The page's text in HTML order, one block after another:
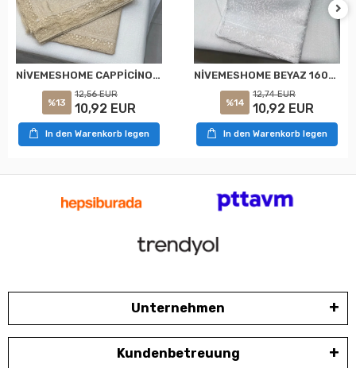
NİVEMESHOME CAPPİCİNO 160X220 KDK FRANSIZ DANTELLİ MASA ÖRTÜSÜ
%13
12,56 EUR
10,92 EUR
In den Warenkorb legen
NİVEMESHOME BEYAZ 160X220 KDK FRANSIZ DANTELLİ MASA ÖRTÜSÜ
%14
12,74 EUR
10,92 EUR
In den Warenkorb legen
Unternehmen
Kundenbetreuung